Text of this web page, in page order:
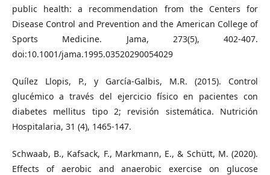
public health: a recommendation from the Centers for
Disease Control and Prevention and the American College of
Sports Medicine. Jama, 273(5), 402-407.
doi:10.1001/jama.1995.03520290054029
Quílez Llopis, P., y García-Galbis, M.R. (2015). Control
glucémico a través del ejercicio físico en pacientes con
diabetes mellitus tipo 2; revisión sistemática. Nutrición
Hospitalaria, 31 (4), 1465-147.
Schwaab, B., Kafsack, F., Markmann, E., & Schütt, M. (2020).
Effects of aerobic and anaerobic exercise on glucose